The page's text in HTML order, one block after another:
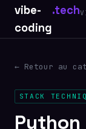
vibe-
coding
.tech
← Retour au
STACK
Python